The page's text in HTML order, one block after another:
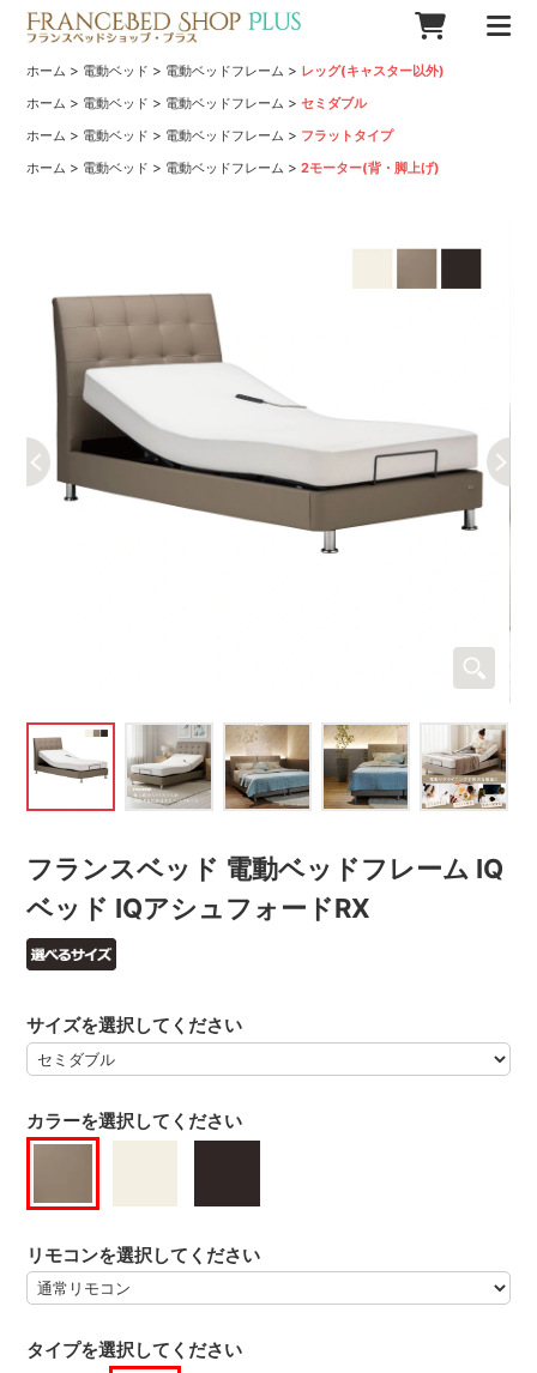
ホーム > 電動ベッド > 電動ベッドフレーム > レッグ(キャスター以外)
ホーム > 電動ベッド > 電動ベッドフレーム >セミダブル
ホーム > 電動ベッド > 電動ベッドフレーム > フラットタイプ
ホーム > 電動ベッド > 電動ベッドフレーム >2モーター(背・脚上げ)
フランスベッド 電動ベッドフレーム IQ
ベッド IQアシュフォードRX
カラーを選択してください
サイズを選択してください
リモコンを選択してください
タイプを選択してください